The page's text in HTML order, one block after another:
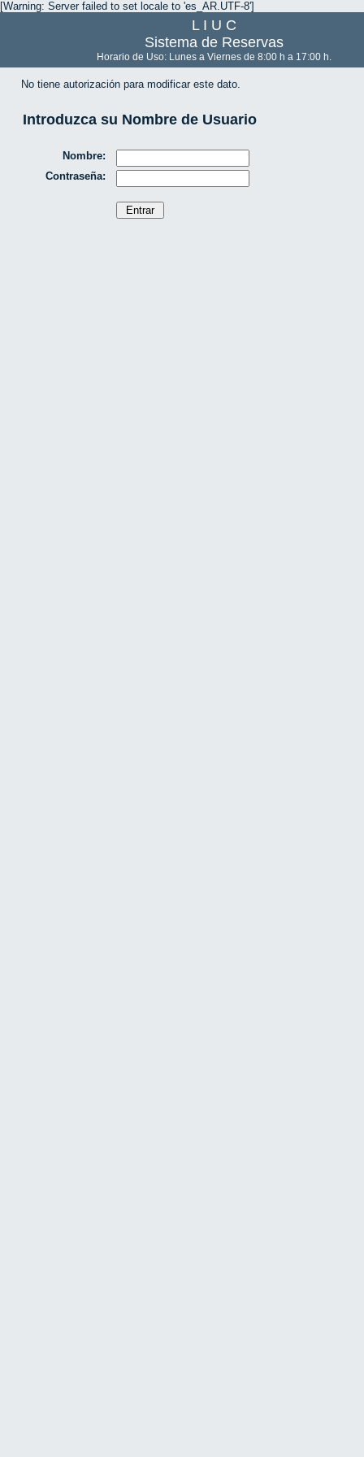
[Warning: Server failed to set locale to 'es_AR.UTF-8']
L I U C
Sistema de Reservas
Horario de Uso: Lunes a Viernes de 8:00 h a 17:00 h.
No tiene autorización para modificar este dato.
Introduzca su Nombre de Usuario
Nombre:
Contraseña: